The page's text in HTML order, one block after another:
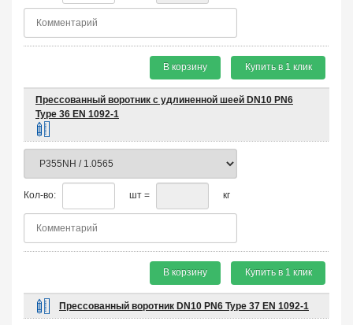
В корзину Купить в 1 клик
Прессованный воротник с удлиненной шеей DN10 PN6
Type 36 EN 1092-1
Кол-во: шт = кг
В корзину Купить в 1 клик
Прессованный воротник DN10 PN6 Type 37 EN 1092-1